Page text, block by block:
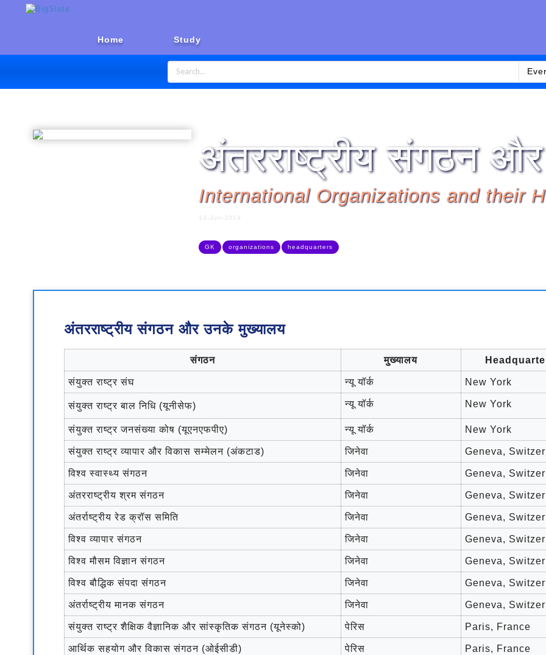
Home Study
अंतरराष्ट्रीय संगठन
International Organizations and their
13-Jun-2019
GK organizations headquarters
अंतरराष्ट्रीय संगठन और उनके मुख्यालय
संगठन मुख्यालय
संयुक्त राष्ट्र संघ
न्यू यॉर्क New York
संयुक्त राष्ट्र बाल निधि (यूनीसेफ) न्यू यॉर्क New York
संयुक्त राष्ट्र जनसंख्या कोष (यूएनएफपीए) न्यू यॉर्क
New York
संयुक्त राष्ट्र व्यापार और विकास सम्मेलन (अंकटाड)
जिनेवा
Geneva,
विश्व स्वास्थ्य संगठन
जिनेवा
Geneva,
अंतरराष्ट्रीय श्रम संगठन
जिनेवा
Geneva,
अंतर्राष्ट्रीय रेड क्रॉस समिति
जिनेवा
Geneva,
विश्व व्यापार संगठन
जिनेवा
Geneva,
विश्व मौसम विज्ञान संगठन
जिनेवा
Geneva,
विश्व बौद्धिक संपदा संगठन
जिनेवा
Geneva,
अंतर्राष्ट्रीय मानक संगठन
जिनेवा
Geneva,
संयुक्त राष्ट्र शैक्षिक वैज्ञानिक और सांस्कृतिक संगठन (यूनेस्को)
पेरिस
Paris, France
आर्थिक सहयोग और विकास संगठन (ओईसीडी)
पेरिस
Paris, France